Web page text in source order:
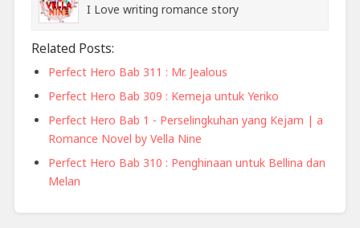
I Love writing romance story
Related Posts:
Perfect Hero Bab 311 : Mr. Jealous
Perfect Hero Bab 309 : Kemeja untuk Yeriko
Perfect Hero Bab 1 - Perselingkuhan yang Kejam | a
Romance Novel by Vella Nine
Perfect Hero Bab 310 : Penghinaan untuk Bellina dan
Melan